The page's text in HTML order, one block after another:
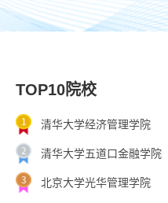
TOP10院校
清华大学经济管理学院
清华大学五道口金融学院
北京大学光华管理学院